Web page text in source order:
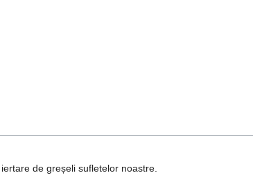
de greșeli sufletelor noastre.